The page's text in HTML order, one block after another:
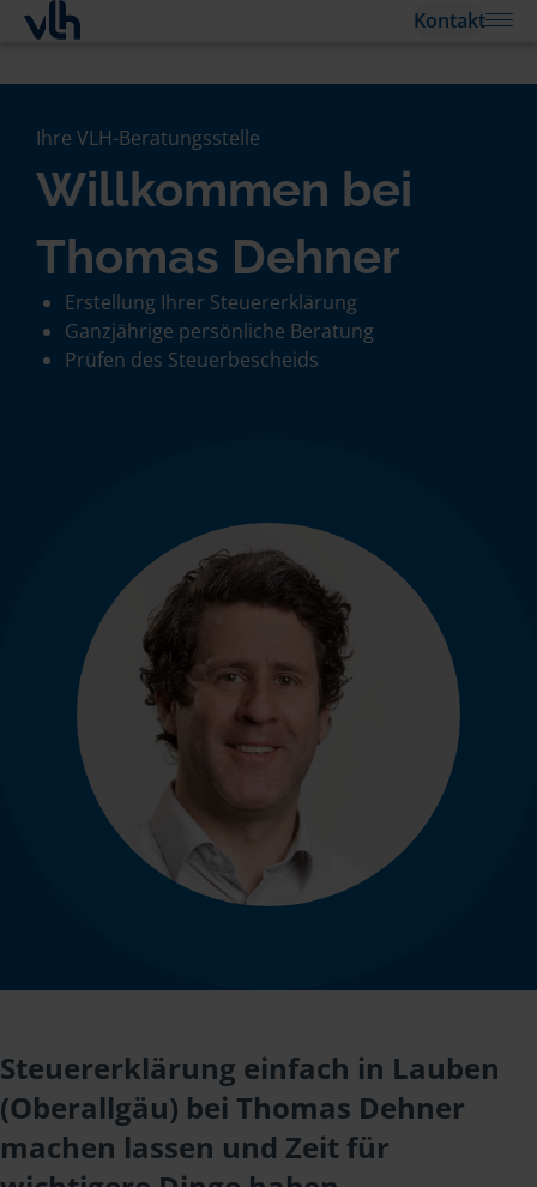
Kontakt
Ihre VLH-Beratungsstelle
Willkommen bei
Thomas Dehner
Erstellung Ihrer Steuererklärung
Ganzjährige persönliche Beratung
Prüfen des Steuerbescheids
Steuererklärung einfach in Lauben
(Oberallgäu) bei Thomas Dehner
machen lassen und Zeit für